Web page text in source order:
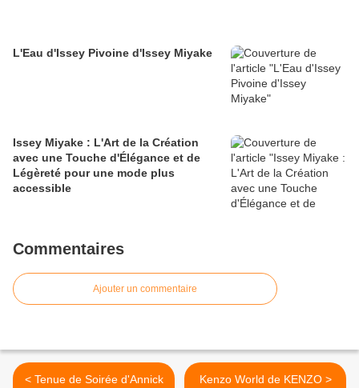
L'Eau d'Issey Pivoine d'Issey Miyake
Issey Miyake : L'Art de la Création
avec une Touche d'Élégance et de
Légèreté pour une mode plus
accessible
Commentaires
Ajouter un commentaire
< Tenue de Soirée d'Annick Kenzo World de KENZO >